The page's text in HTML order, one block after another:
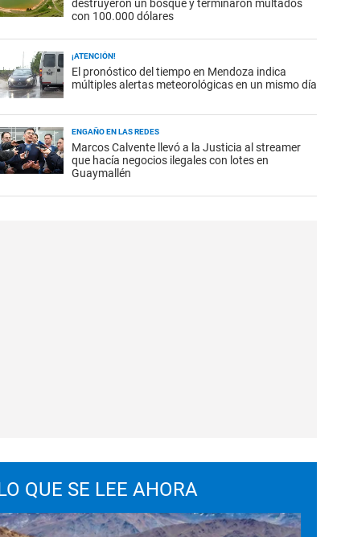
destruyeron un bosque y terminaron multados
con 100.000 dólares
¡ATENCIÓN!
El pronóstico del tiempo en Mendoza indica
múltiples alertas meteorológicas en un mismo día
ENGAÑO EN LAS REDES
Marcos Calvente llevó a la Justicia al streamer
que hacía negocios ilegales con lotes en
Guaymallén
QUE SE LEE AHORA